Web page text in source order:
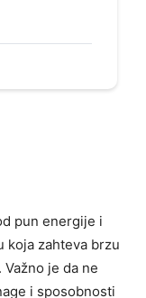
pun energije i
koja zahteva brzu
je da ne
i sposobnosti